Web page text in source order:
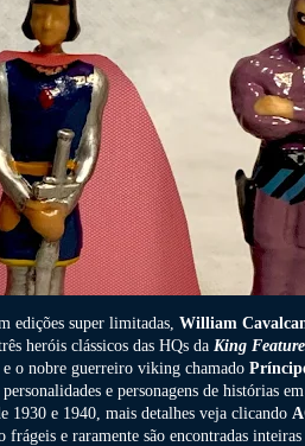
edições super limitadas, William
heróis clássicos das HQs da King
e o nobre guerreiro viking chamado
personalidades e personagens de histórias
1930 e 1940, mais detalhes veja clicando
frágeis e raramente são encontradas